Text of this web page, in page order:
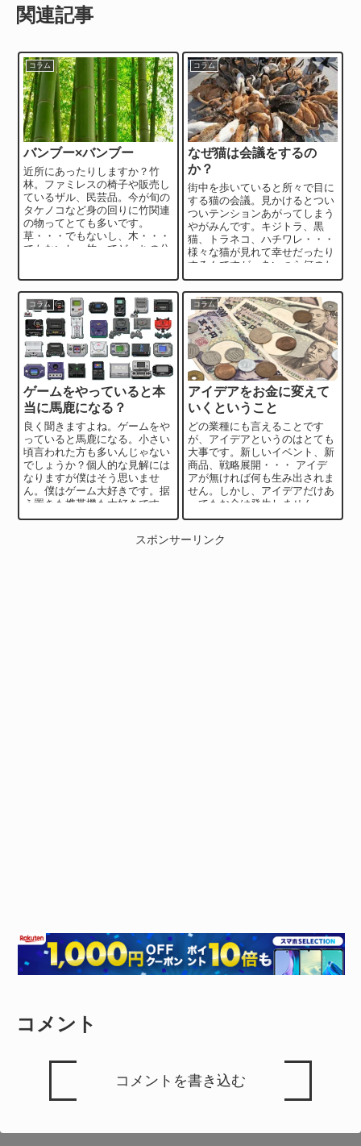
関連記事
コラム
バンブー×バンブー
近所にあったりしますか？竹
林。ファミレスの椅子や販売し
ているザル、民芸品。今が旬の
タケノコなど身の回りに竹関連
の物ってとても多いです。
草・・・でもないし、木・・・
でもないし、竹ってどっちの分
コラム
なぜ猫は会議をするの
か？
街中を歩いていると所々で目に
する猫の会議。見かけるとつい
ついテンションあがってしまう
やがみんです。キジトラ、黒
猫、トラネコ、ハチワレ・・・
様々な猫が見れて幸せだったり
するんですが、あいつら何のた
めに会議をしてるの？？次のシ
ーズンの販売戦略で...
コラム
ゲームをやっていると本
当に馬鹿になる？
良く聞きますよね。ゲームをや
っていると馬鹿になる。小さい
頃言われた方も多いんじゃない
でしょうか？個人的な見解には
なりますが僕はそう思いませ
ん。僕はゲーム大好きです。据
え置きも携帯機も大好きです。
スマホゲーはライトユーザーで
コラム
アイデアをお金に変えて
いくということ
どの業種にも言えることです
が、アイデアというのはとても
大事です。新しいイベント、新
商品、戦略展開・・・ アイデ
アが無ければ何も生み出されま
せん。しかし、アイデアだけあ
ってもお金は発生しません。
お金を生むアイデアと生まない
スポンサーリンク
コメント
コメントを書き込む